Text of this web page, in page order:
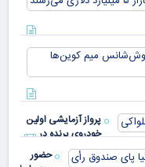
پرواز آزمایشی اولین
خودروی پرنده در
اسلواکی
حضور